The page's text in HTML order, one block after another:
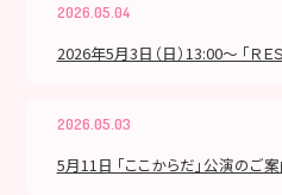
2026.05.04
2026年5月3日（日）13:00～ 「ＲＥ
2026.05.03
5月11日 「ここからだ」公演のご